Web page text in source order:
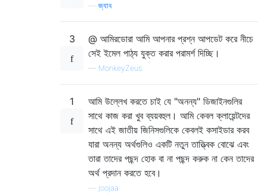
—জ্যাব
3
@ আমিরডোরা আমি আপনার প্রশ্ন আপডেট করে নীচে
সেই ইমেল পাঠ্য যুক্ত করার পরামর্শ দিচ্ছি।
— MonkeyZeus
1
আমি উল্লেখ করতে চাই যে "অনন্য" ডিজাইনগুলির
সাথে কাজ করা খুব ব্যয়বহুল। আমি কেবল ক্লায়েন্টদের
সাথে এই জাতীয় জিনিসগুলিকে কেবলই কসাইডার করব
যারা অনন্য অর্থগুলিও একটি নতুন তাত্ত্বিক বোঝে এবং
তারা তাদের পছন্দ হোক বা না পছন্দ করুক না কেন তাদের
অর্থ প্রদান করতে হবে।
joojaa